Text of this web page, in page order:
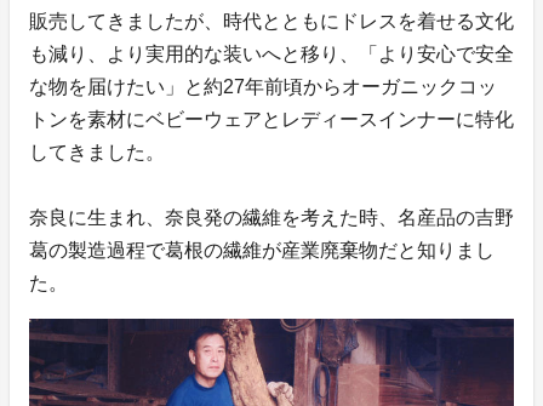
販売してきましたが、時代とともにドレスを着せる文化
も減り、より実用的な装いへと移り、「より安心で安全
な物を届けたい」と約27年前頃からオーガニックコッ
トンを素材にベビーウェアとレディースインナーに特化
してきました。
奈良に生まれ、奈良発の繊維を考えた時、名産品の吉野
葛の製造過程で葛根の繊維が産業廃棄物だと知りまし
た。